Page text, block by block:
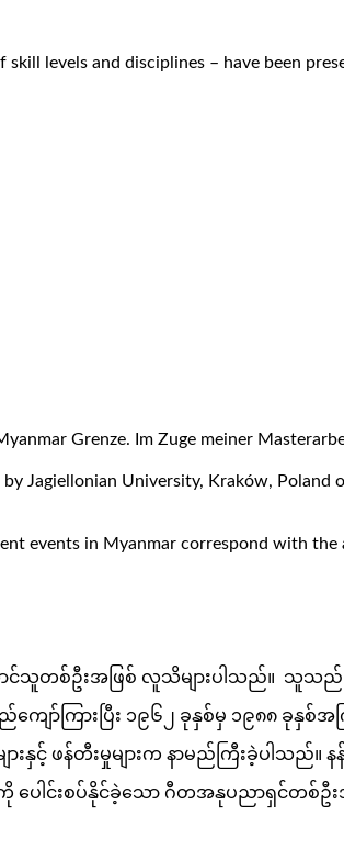
levels and disciplines – have been
Grenze. Im Zuge meiner
Jagiellonian University, Kraków, Poland
events in Myanmar correspond with the
ောင်သူတစ်ဦးအဖြစ် လူသိများပါသည်။ သူသ
ျော်ကြားပြီး ၁၉၆၂ ခုနှစ်မှ ၁၉၈၈ ခုနှ
ဖန်တီးမှုများက နာမည်ကြီးခဲ့ပါသည်။ နန်
ကို ပေါင်းစပ်နိုင်ခဲ့သော ဂီတအနုပညာရှင်တ